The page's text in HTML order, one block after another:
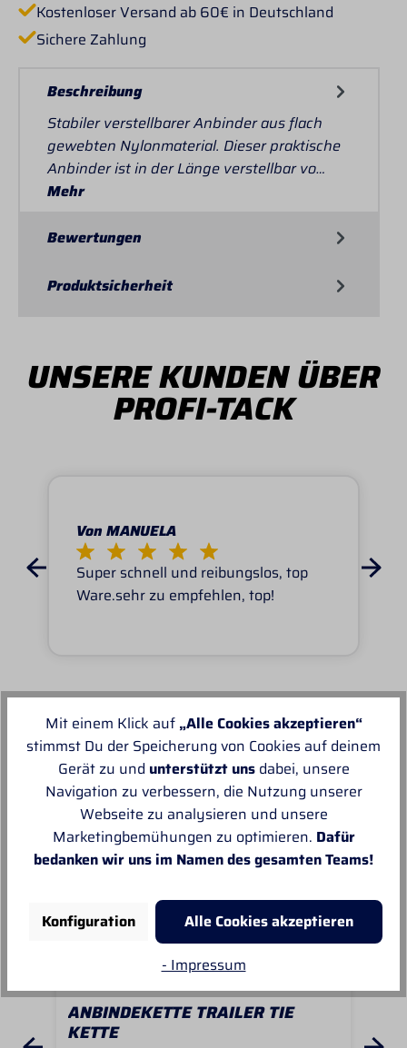
Kostenloser Versand ab 60€ in Deutschland
Sichere Zahlung
Beschreibung
Stabiler verstellbarer Anbinder aus flach
gewebten Nylonmaterial. Dieser praktische
Anbinder ist in der Länge verstellbar vo…
Mehr
Bewertungen
Produktsicherheit
UNSERE KUNDEN ÜBER
PROFI-TACK
Von MANUELA
Super schnell und reibungslos, top
Ware.sehr zu empfehlen, top!
Unsere Empfehlungen
ANBINDEKETTE TRAILER TIE
KETTE
Mit einem Klick auf „Alle Cookies akzeptieren“
stimmst Du der Speicherung von Cookies auf deinem
Gerät zu und unterstützt unsdabei, unsere
Navigation zu verbessern, die Nutzung unserer
Webseite zu analysieren und unsere
Marketingbemühungen zu optimieren. Dafür
bedanken wir uns im Namen des gesamten Teams!
Konfiguration
Alle Cookies akzeptieren
- Impressum